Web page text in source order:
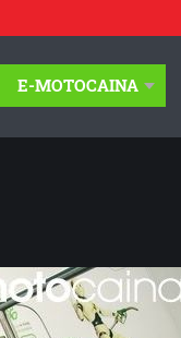
E-MOTOCAINA